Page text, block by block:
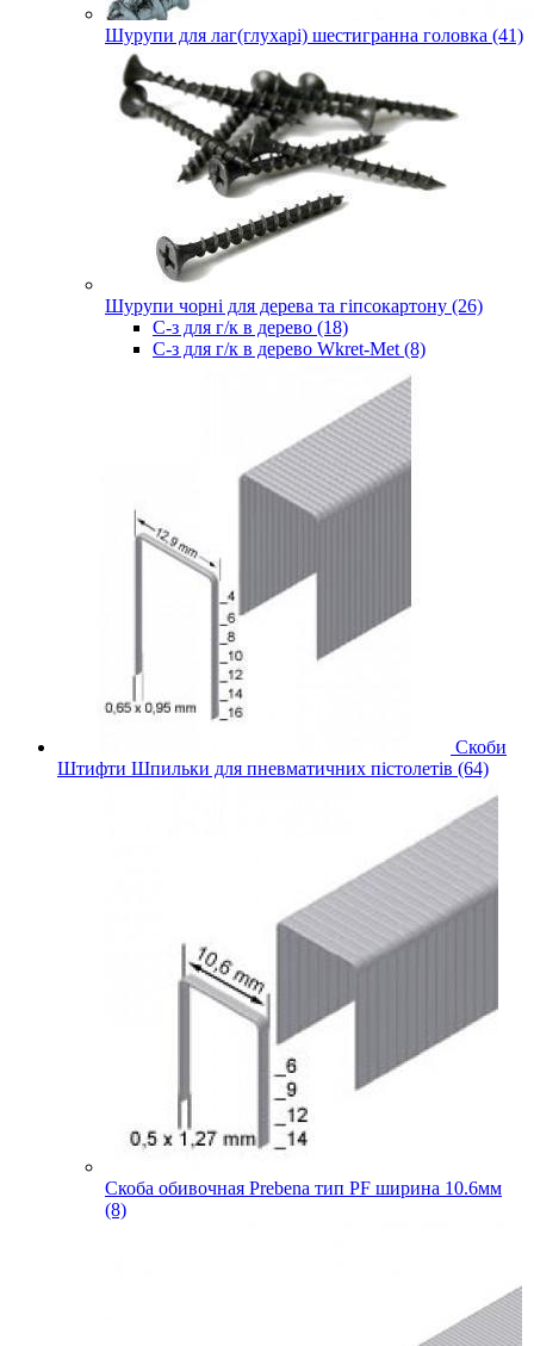
Шурупи для лаг(глухарі) шестигранна головка (41)
Шурупи чорні для дерева та гіпсокартону (26)
С-з для г/к в дерево (18)
С-з для г/к в дерево Wkret-Met (8)
Скоби
Штифти Шпильки для пневматичних пістолетів (64)
Скоба обивочная Prebena тип PF ширина 10.6мм
(8)